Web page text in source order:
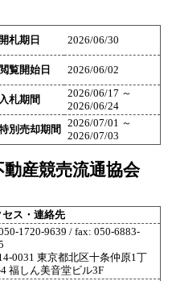
開札期日 2026/06/30
閲覧開始日 2026/06/02
入札期間
2026/06/17 ～
2026/06/24
別売却期間
2026/07/01 ～
2026/07/03
産競売流通協会
セス・連絡先
1720-9639 / fax: 050-6883-
0031 東京都北区十条仲原1丁
4 福しん美音堂ビル3F